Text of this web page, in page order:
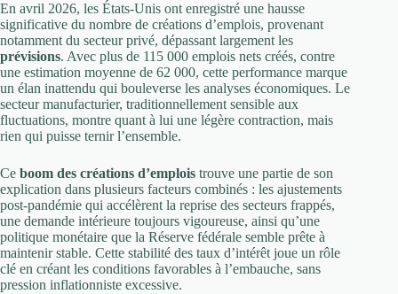
En avril 2026, les États-Unis ont enregistré une hausse
significative du nombre de créations d’emplois, provenant
notamment du secteur privé, dépassant largement les
prévisions. Avec plus de 115 000 emplois nets créés, contre
une estimation moyenne de 62 000, cette performance marque
un élan inattendu qui bouleverse les analyses économiques. Le
secteur manufacturier, traditionnellement sensible aux
fluctuations, montre quant à lui une légère contraction, mais
rien qui puisse ternir l’ensemble.
Ce boom des créations d’emplois trouve une partie de son
explication dans plusieurs facteurs combinés : les ajustements
post-pandémie qui accélèrent la reprise des secteurs frappés,
une demande intérieure toujours vigoureuse, ainsi qu’une
politique monétaire que la Réserve fédérale semble prête à
maintenir stable. Cette stabilité des taux d’intérêt joue un rôle
clé en créant les conditions favorables à l’embauche, sans
pression inflationniste excessive.